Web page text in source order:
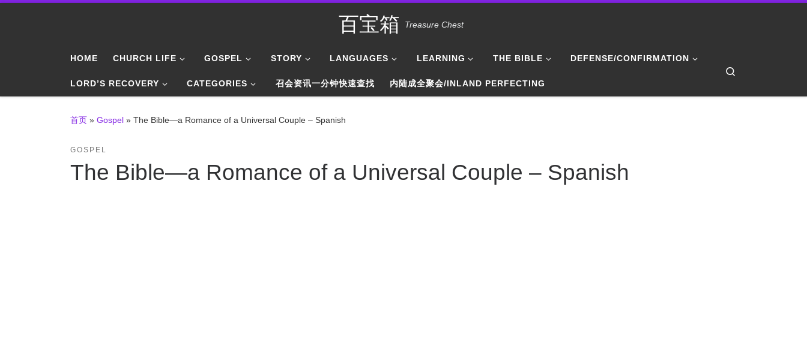
百宝箱 Treasure Chest
HOME CHURCH LIFE GOSPEL STORY LANGUAGES LEARNING THE BIBLE DEFENSE/CONFIRMATION
LORD’S RECOVERY CATEGORIES 召会资讯一分钟快速查找 内陆成全聚会/INLAND PERFECTING
首页 » Gospel » The Bible—a Romance of a Universal Couple – Spanish
GOSPEL
The Bible—a Romance of a Universal Couple – Spanish